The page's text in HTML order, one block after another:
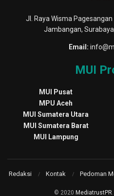
Jl. Raya Wisma Pagesangan
Jambangan,
Email:
MUI
MUI Pusat
MPU Aceh
MUI Sumatera Utara
MUI Sumatera Barat
MUI Lampung
Redaksi Kontak Pedoman
© 2020 MediatrustPR